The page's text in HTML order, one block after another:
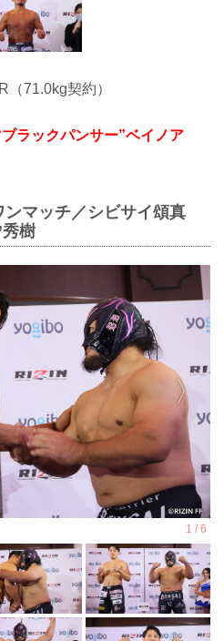
（71.0kg契約）
ブラックパンサー”ベイノア
マッチ／シビサイ頌真
樹